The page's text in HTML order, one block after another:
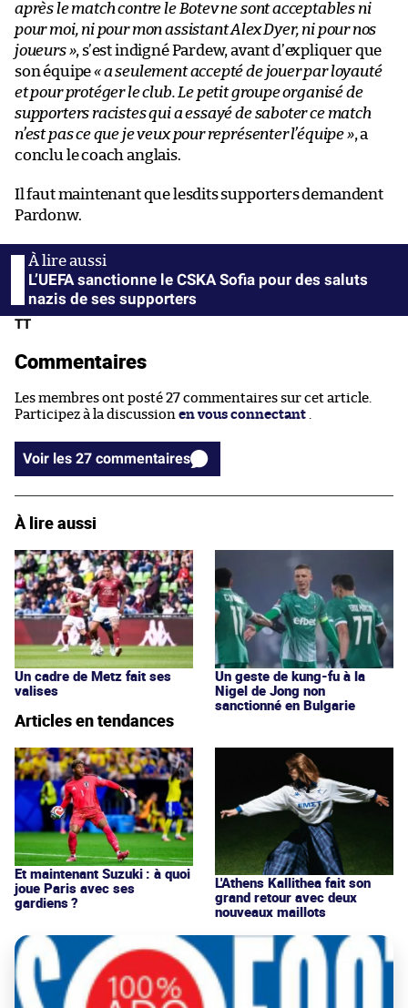
après le match contre le Botev ne sont acceptables ni
pour moi, ni pour mon assistant Alex Dyer, ni pour nos
joueurs », s’est indigné Pardew, avant d’expliquer que
son équipe« a seulement accepté de jouer par loyauté
et pour protéger le club. Le petit groupe organisé de
supporters racistes qui a essayé de saboter ce match
n’est pas ce que je veux pour représenter l’équipe », a
conclu le coach anglais.
Il faut maintenant que lesdits supporters demandent
Pardonw.
L’UEFA sanctionne le CSKA Sofia pour des saluts
nazis de ses supporters
TT
Commentaires
Les membres ont posté 27 commentaires sur cet article.
Participez à la discussion en vous connectant .
Voir les 27 commentaires
À lire aussi
Un cadre de Metz fait ses
valises
Un geste de kung-fu à la
Nigel de Jong non
sanctionné en Bulgarie
Articles en tendances
Et maintenant Suzuki : à quoi
joue Paris avec ses
gardiens ?
L'Athens Kallithea fait son
grand retour avec deux
nouveaux maillots